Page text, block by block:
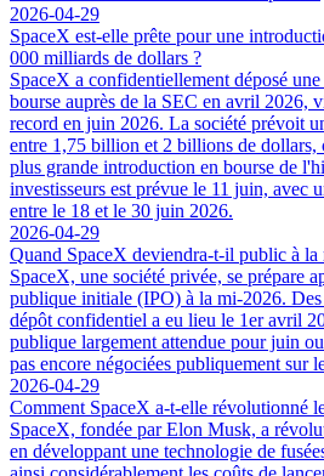
2026-04-29
SpaceX est-elle prête pour une
000 milliards de dollars ?
SpaceX a confidentiellement déposé
bourse auprès de la SEC en avril 2026,
record en juin 2026. La société prévoit
entre 1,75 billion et 2 billions de dollars,
plus grande introduction en bourse de
investisseurs est prévue le 11 juin, avec
entre le 18 et le 30 juin 2026.
2026-04-29
Quand SpaceX deviendra-t-il public à la
SpaceX, une société privée, se prépare
publique initiale (IPO) à la mi-2026.
dépôt confidentiel a eu lieu le 1er avril
publique largement attendue pour juin
pas encore négociées publiquement sur
2026-04-29
Comment SpaceX a-t-elle révolutionné
SpaceX, fondée par Elon Musk, a
en développant une technologie de